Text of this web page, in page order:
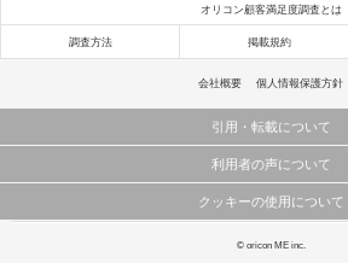
オリコン顧客満足度調査とは
調査方法 掲載規約
会社概要 個人情報保護方針
引用・転載について
当サイトで公開されている情報（文字、写真、イラスト、画
これらの情報を権利者の許可なく無断転載・複製などの二次
利用者の声について
当サイトに掲載している内容はすべてサービスの利用者が提
弊社の見解・ 意見ではないことをご理解いただいた上でご覧
クッキーの使用について
このサイトでは Cookie を使用して、ユーザーに合わせたコ
© oricon ME inc.